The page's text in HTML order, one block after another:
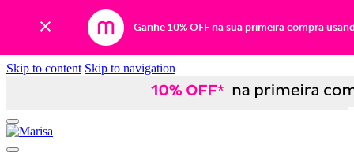
Ganhe 10% OFF na sua primeira compra
Skip to content Skip to navigation